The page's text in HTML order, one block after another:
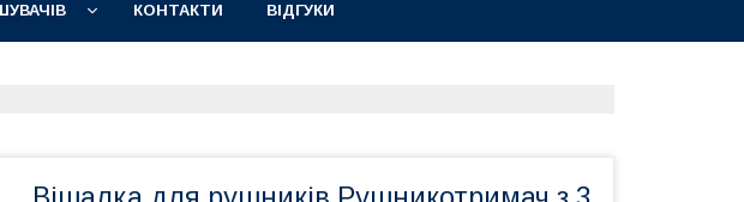
КОНТАКТИ ВІДГУКИ